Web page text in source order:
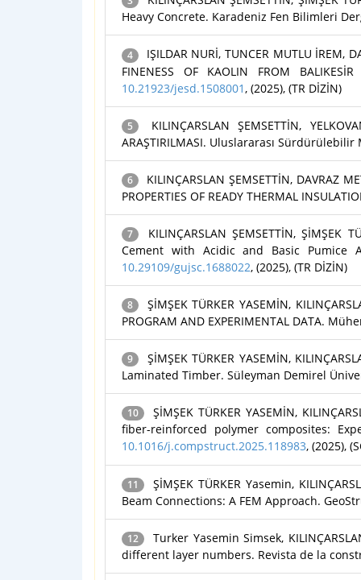
Heavy Concrete. Karadeniz Fen Bilimleri
4
IŞILDAR NURİ, TUNCER MUTLU İREM,
FINENESS OF KAOLIN FROM
10.21923/jesd.1508001 , (2025), (TR DİZİN)
5
KILINÇARSLAN ŞEMSETTİN,
ARAŞTIRILMASI. Uluslararası
6
KILINÇARSLAN ŞEMSETTİN, DAVRAZ
PROPERTIES OF READY THERMAL
7
KILINÇARSLAN ŞEMSETTİN,
Cement with Acidic and Basic Pumice
10.29109/gujsc.1688022, (2025), (TR DİZİN)
8
ŞİMŞEK TÜRKER YASEMİN,
PROGRAM AND EXPERIMENTAL DATA.
9
ŞİMŞEK TÜRKER YASEMİN,
Laminated Timber. Süleyman Demirel
10
ŞİMŞEK TÜRKER YASEMİN,
fiber-reinforced polymer composites:
10.1016/j.compstruct.2025.118983, (2025),
11
ŞİMŞEK TÜRKER Yasemin,
Beam Connections: A FEM Approach.
12
Turker Yasemin Simsek,
different layer numbers. Revista de la